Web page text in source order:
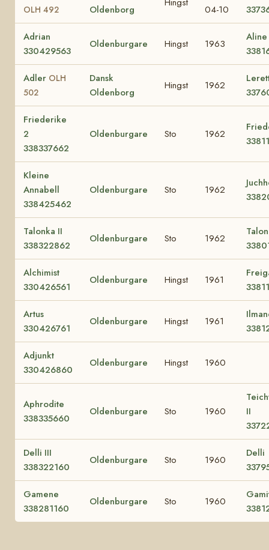
OLH 492
Oldenborg
04-10
Adrian
330429563
Oldenburgare Hingst 1963
Aline
Adler OLH
502
Dansk
Oldenborg
Hingst 1962
Friederike
2
338337662
Oldenburgare Sto 1962
Kleine
Annabell
338425462
Oldenburgare Sto 1962
Talonka II
338322862
Oldenburgare Sto 1962
Alchimist
330426561
Oldenburgare Hingst 1961
Artus
330426761
Oldenburgare Hingst 1961
Adjunkt
330426860
Oldenburgare Hingst 1960
Aphrodite
338335660
Oldenburgare Sto 1960
II
Delli III
338322160
Oldenburgare Sto 1960
Delli
Gamene
338281160
Oldenburgare Sto 1960